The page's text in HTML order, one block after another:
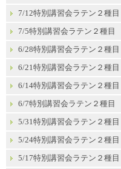
7/12特別講習会ラテン２種目
7/5特別講習会ラテン２種目
6/28特別講習会ラテン２種目
6/21特別講習会ラテン２種目
6/14特別講習会ラテン２種目
6/7特別講習会ラテン２種目
5/31特別講習会ラテン２種目
5/24特別講習会ラテン２種目
5/17特別講習会ラテン２種目